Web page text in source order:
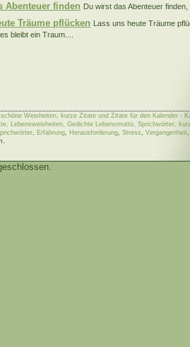
Abenteuer finden Du wirst das Abenteuer
Träume pflücken Lass uns heute Träume
bleibt ein Traum....
schöne Weisheiten, kurze Zitate und Zitate für den Kalender -
Lebensweisheiten, Gedichte Lebensmotto, Sprichwörter,
, Erfahrung, Herausforderung, Stress, Vergangenheit,